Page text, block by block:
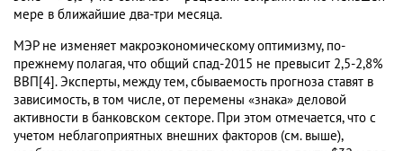
мере в ближайшие два-три месяца.
МЭР не изменяет макроэкономическому оптимизму, по-
прежнему полагая, что общий спад-2015 не превысит 2,5-2,8%
ВВП[4]. Эксперты, между тем, сбываемость прогноза ставят в
зависимость, в том числе, от перемены «знака» деловой
активности в банковском секторе. При этом отмечается, что с
учетом неблагоприятных внешних факторов (см. выше),